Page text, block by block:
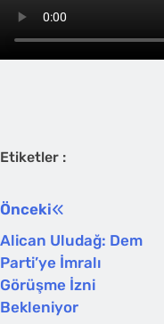
Etiketler :
Önceki
Alican Uludağ: Dem
Parti’ye İmralı
Görüşme İzni
Bekleniyor